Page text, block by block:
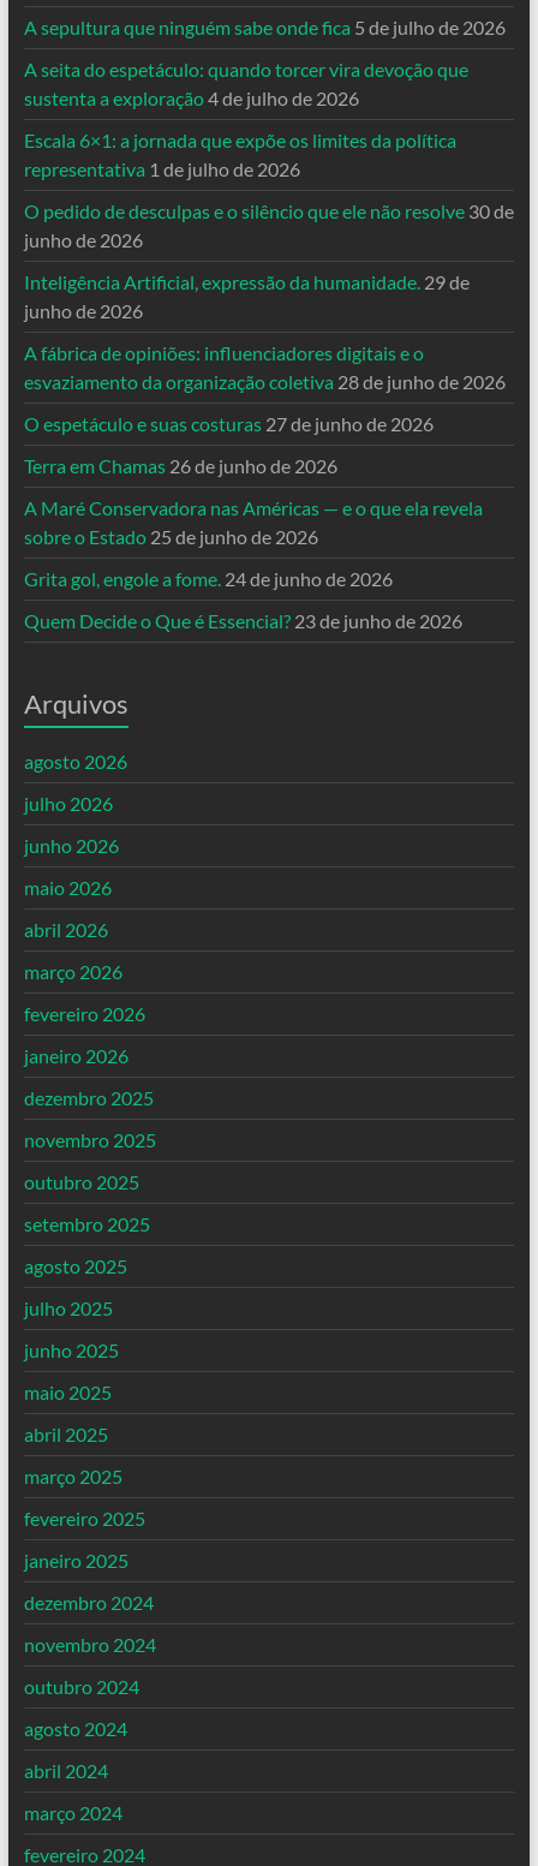
A sepultura que ninguém sabe onde fica 5 de julho de 2026
A seita do espetáculo: quando torcer vira devoção que
sustenta a exploração4 de julho de 2026
Escala 6×1: a jornada que expõe os limites da política
representativa 1 de julho de 2026
O pedido de desculpas e o silêncio que ele não resolve 30 de
junho de 2026
Inteligência Artificial, expressão da humanidade. 29 de
junho de 2026
A fábrica de opiniões: influenciadores digitais e o
esvaziamento da organização coletiva 28 de junho de 2026
O espetáculo e suas costuras 27 de junho de 2026
Terra em Chamas 26 de junho de 2026
A Maré Conservadora nas Américas — e o que ela revela
sobre o Estado 25 de junho de 2026
Grita gol, engole a fome. 24 de junho de 2026
Quem Decide o Que é Essencial? 23 de junho de 2026
Arquivos
agosto 2026
julho 2026
junho 2026
maio 2026
abril 2026
março 2026
fevereiro 2026
janeiro 2026
dezembro 2025
novembro 2025
outubro 2025
setembro 2025
agosto 2025
julho 2025
junho 2025
maio 2025
abril 2025
março 2025
fevereiro 2025
janeiro 2025
dezembro 2024
novembro 2024
outubro 2024
agosto 2024
abril 2024
março 2024
fevereiro 2024